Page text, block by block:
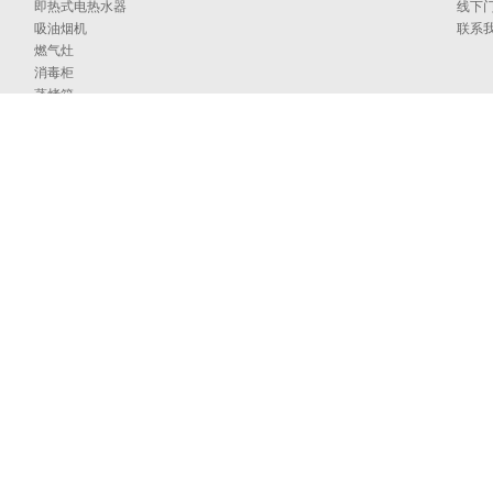
即热式电热水器
吸油烟机
燃气灶
消毒柜
蒸烤箱
线下
联系